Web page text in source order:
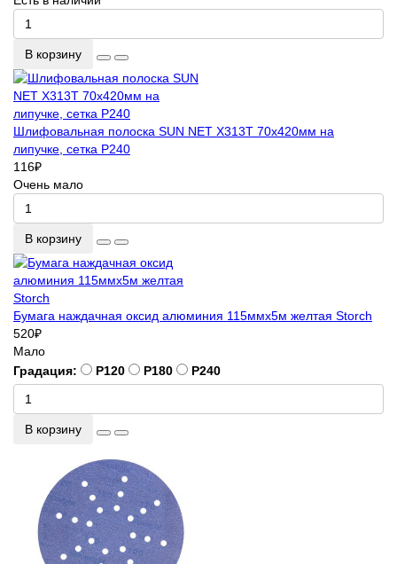
В корзину
Шлифовальная полоска SUN NET X313T 70х420мм на
липучке, сетка P240
116₽
Очень мало
В корзину
Бумага наждачная оксид алюминия 115ммх5м желтая Storch
520₽
Мало
Градация:
P120 P180 P240
В корзину